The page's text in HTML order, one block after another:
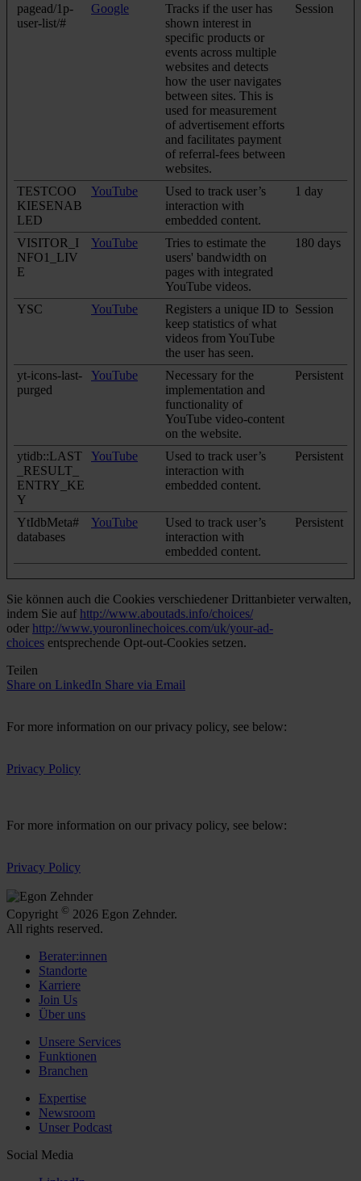
pagead/1p-
user-list/#
Google
Tracks if the user has
shown interest in
specific products or
events across multiple
websites and detects
how the user navigates
between sites. This is
used for measurement
of advertisement efforts
and facilitates payment
of referral-fees between
websites.
Session
TESTCOO
KIESENAB
LED
YouTube
Used to track user’s
interaction with
embedded content.
1 day
VISITOR_I
NFO1_LIV
E
YouTube
Tries to estimate the
users' bandwidth on
pages with integrated
YouTube videos.
180 days
YSC YouTube
Registers a unique ID to
keep statistics of what
videos from YouTube
the user has seen.
Session
yt-icons-last-
purged
YouTube
Necessary for the
implementation and
functionality of
YouTube video-content
on the website.
Persistent
ytidb::LAST
_RESULT_
ENTRY_KE
Y
YouTube
Used to track user’s
interaction with
embedded content.
Persistent
YtIdbMeta#
databases
YouTube
Used to track user’s
interaction with
embedded content.
Persistent
Sie können auch die Cookies verschiedener Drittanbieter verwalten,
indem Sie auf http://www.aboutads.info/choices/
oder http://www.youronlinechoices.com/uk/your-ad-
choices entsprechende Opt-out-Cookies setzen.
Teilen
Share on LinkedIn Share via Email
For more information on our privacy policy, see below:
Privacy Policy
For more information on our privacy policy, see below:
Privacy Policy
Copyright © 2026 Egon Zehnder.
All rights reserved.
Berater:innen
Standorte
Karriere
Join Us
Über uns
Unsere Services
Funktionen
Branchen
Expertise
Newsroom
Unser Podcast
Social Media